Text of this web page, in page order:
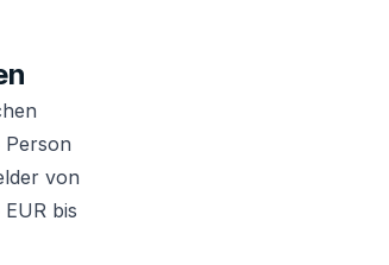
Person
von
bis